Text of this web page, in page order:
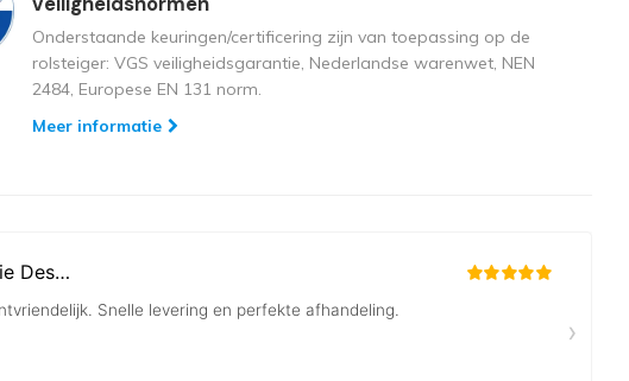
Onderstaande keuringen/certificering zijn van toepassing op de
rolsteiger: VGS veiligheidsgarantie, Nederlandse warenwet, NEN
2484, Europese EN 131 norm.
Meer informatie